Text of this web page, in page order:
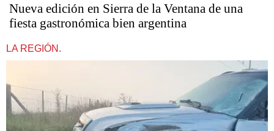
Nueva edición en Sierra de la Ventana de una
fiesta gastronómica bien argentina
LA REGIÓN.